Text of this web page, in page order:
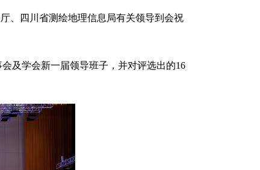
、四川省测绘地理信息局有关领导到会祝
及学会新一届领导班子，并对评选出的16